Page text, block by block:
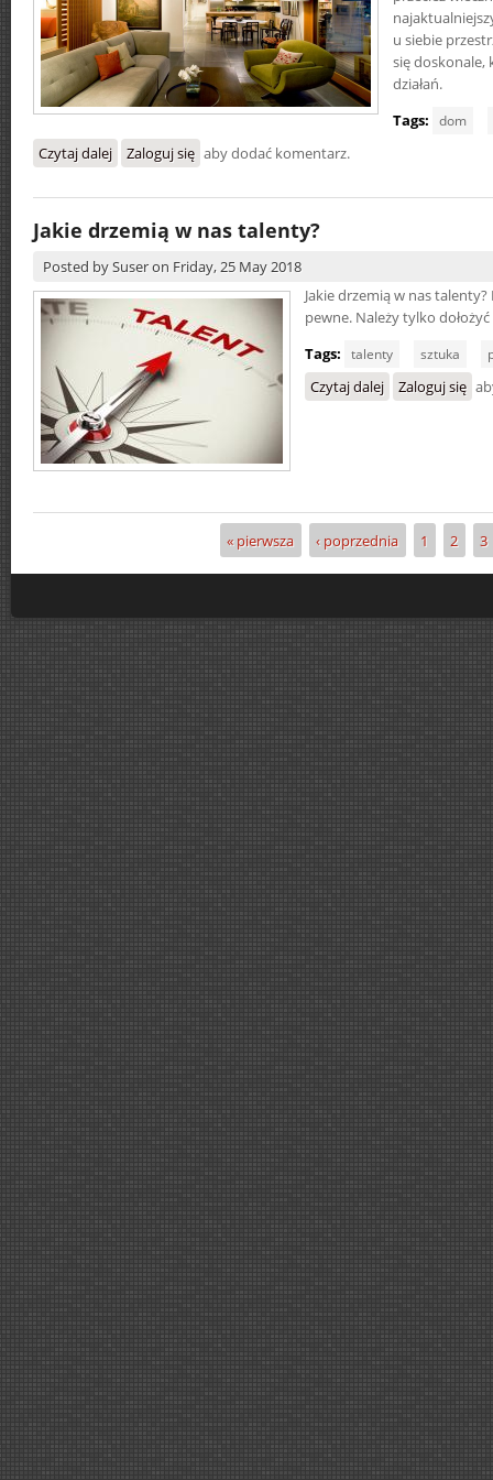
u siebie
się doskonale,
działań.
Tags: dom
Czytaj dalej wpis Dom entuzjasty sztuki
Zaloguj się aby dodać komentarz.
Jakie drzemią w nas talenty?
Posted bySuseron Friday, 25 May 2018
Jakie drzemią w nas
pewne. Należy tylko
Tags: talenty sztuka
Czytaj dalej wpis Jakie
Zaloguj się
« pierwsza ‹ poprzednia 1 2 3